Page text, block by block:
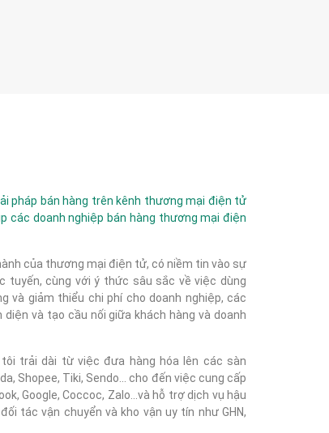
pháp bán hàng trên kênh thương mại điện tử
các doanh nghiệp bán hàng thương mại điện
của thương mại điện tử, có niềm tin vào sự
tuyến, cùng với ý thức sâu sắc về việc dùng
và giảm thiểu chi phí cho doanh nghiệp, các
và tạo cầu nối giữa khách hàng và doanh
trải dài từ việc đưa hàng hóa lên các sàn
Shopee, Tiki, Sendo... cho đến việc cung cấp
Google, Coccoc, Zalo...và hỗ trợ dịch vụ hậu
tác vận chuyển và kho vận uy tín như GHN,